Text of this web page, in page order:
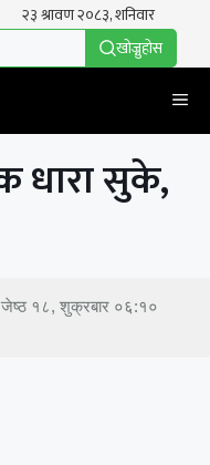
खाेज्नुहाेस
धारा सुके,
१८, शुक्रबार ०६:१०